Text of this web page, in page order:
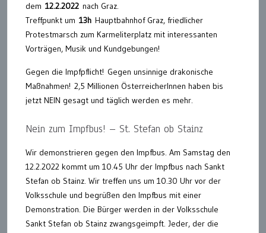
dem 12.2.2022 nach Graz.
Treffpunkt um 13h Hauptbahnhof Graz, friedlicher
Protestmarsch zum Karmeliterplatz mit interessanten
Vorträgen, Musik und Kundgebungen!
Gegen die Impfpflicht! Gegen unsinnige drakonische
Maßnahmen! 2,5 Millionen ÖsterreicherInnen haben bis
jetzt NEIN gesagt und täglich werden es mehr.
Nein zum Impfbus! – St. Stefan ob Stainz
Wir demonstrieren gegen den Impfbus. Am Samstag den
12.2.2022 kommt um 10.45 Uhr der Impfbus nach Sankt
Stefan ob Stainz. Wir treffen uns um 10.30 Uhr vor der
Volksschule und begrüßen den Impfbus mit einer
Demonstration. Die Bürger werden in der Volksschule
Sankt Stefan ob Stainz zwangsgeimpft. Jeder, der die